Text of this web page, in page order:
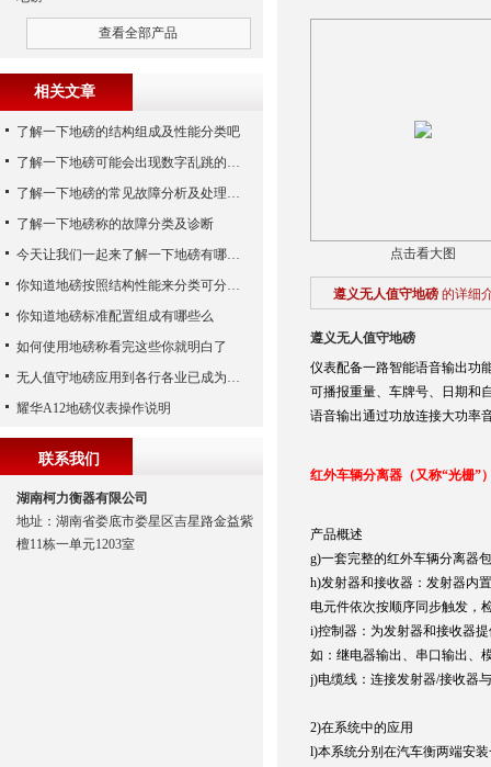
点击看大图
遵义无人值守地磅 的详细
遵义无人值守地磅
仪表配备一路智能语音输出功
可播报重量、车牌号、日期和
语音输出通过功放连接大功率
红外车辆分离器（又称“光栅”
产品概述
g)一套完整的红外车辆分离器
h)发射器和接收器：发射器内
电元件依次按顺序同步触发，
i)控制器：为发射器和接收器
如：继电器输出、串口输出、
j)电缆线：连接发射器/接收器
2)在系统中的应用
l)本系统分别在汽车衡两端安
查看全部产品
相关文章
了解一下地磅的结构组成及性能分类吧
了解一下地磅可能会出现数字乱跳的原因
了解一下地磅的常见故障分析及处理方法
了解一下地磅称的故障分类及诊断
今天让我们一起来了解一下地磅有哪些特点吧
你知道地磅按照结构性能来分类可分为哪些么
你知道地磅标准配置组成有哪些么
如何使用地磅称看完这些你就明白了
无人值守地磅应用到各行各业已成为称重历史发展的潮流
耀华A12地磅仪表操作说明
联系我们
湖南柯力衡器有限公司
地址：湖南省娄底市娄星区吉星路金益紫
檀11栋一单元1203室